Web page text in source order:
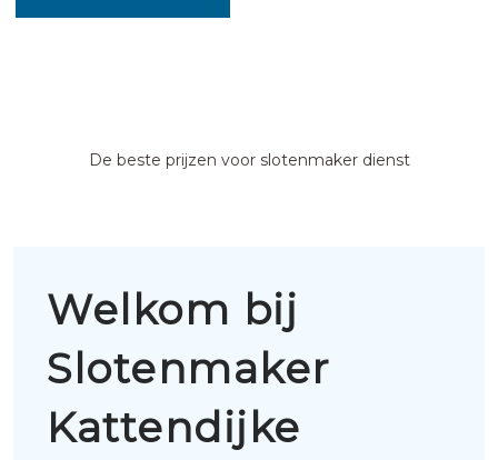
De beste prijzen voor slotenmaker dienst
Welkom bij
Slotenmaker
Kattendijke